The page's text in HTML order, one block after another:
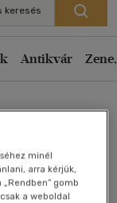
keresés
Antikvár
minél
arra kérjük,
gomb
a weboldal